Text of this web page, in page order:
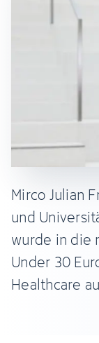
Mirco Julian
und
wurde in die
Under 30
Healthcare